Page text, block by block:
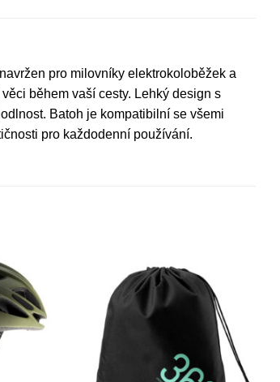
pro milovníky elektrokoloběžek a
během vaší cesty. Lehký design s
Batoh je kompatibilní se všemi
pro každodenní používání.